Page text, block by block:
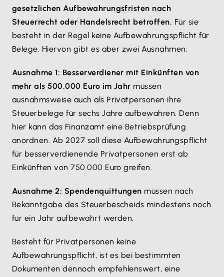
gesetzlichen Aufbewahrungsfristen nach
Steuerrecht oder Handelsrecht betroffen. Für sie
besteht in der Regel keine Aufbewahrungspflicht für
Belege. Hiervon gibt es aber zwei Ausnahmen:
Ausnahme 1: Besserverdiener mit Einkünften von
mehr als 500.000 Euro im Jahr müssen
ausnahmsweise auch als Privatpersonen ihre
Steuerbelege für sechs Jahre aufbewahren. Denn
hier kann das Finanzamt eine Betriebsprüfung
anordnen. Ab 2027 soll diese Aufbewahrungspflicht
für besserverdienende Privatpersonen erst ab
Einkünften von 750.000 Euro greifen.
Ausnahme 2: Spendenquittungen müssen nach
Bekanntgabe des Steuerbescheids mindestens noch
für ein Jahr aufbewahrt werden.
Besteht für Privatpersonen keine
Aufbewahrungspflicht, ist es bei bestimmten
Dokumenten dennoch empfehlenswert, eine